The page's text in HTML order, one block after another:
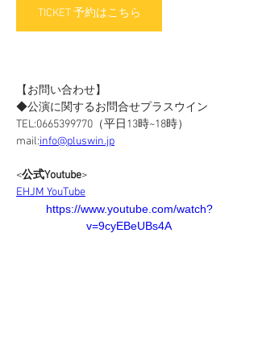
TICKET 予約はこちら
【お問い合わせ】
◆公演に関するお問合せプラスウイン
TEL:0665399770（平日13時~18時）
mail:info@pluswin.jp
<公式Youtube>
EHJM YouTube
https://www.youtube.com/watch?
v=9cyEBeUBs4A